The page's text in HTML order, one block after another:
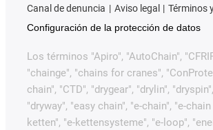
Canal de denuncia
Aviso legal
Términos
Configuración de la protección de datos
Los términos "Apiro", "AutoChain",
"chainge", "chains for cranes",
chain", "CTD", "drygear", "drylin",
"dryway", "easy chain", "e-chain", "e-
ketten", "e-kettensysteme", "e-loop",